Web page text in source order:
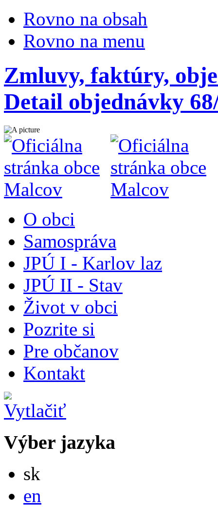
Rovno na obsah
Rovno na menu
Zmluvy, faktúry,
Detail objednávky
O obci
Samospráva
JPÚ I - Karlov laz
JPÚ II - Stav
Život v obci
Pozrite si
Pre občanov
Kontakt
Výber jazyka
sk
en